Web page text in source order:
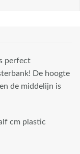
perfect
De hoogte
de middelijn is
cm plastic